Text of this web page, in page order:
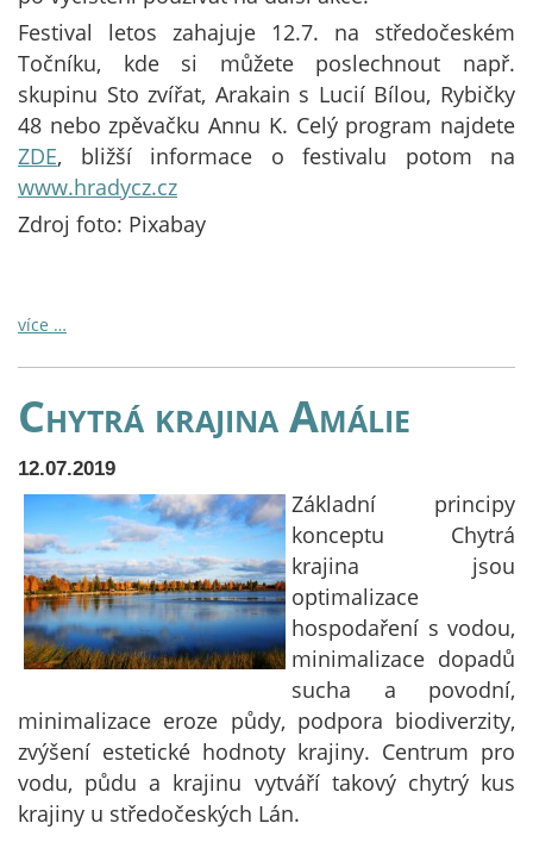
Festival letos zahajuje 12.7. na středočeském
Točníku, kde si můžete poslechnout např.
skupinu Sto zvířat, Arakain s Lucií Bílou, Rybičky
48 nebo zpěvačku Annu K. Celý program najdete
ZDE, bližší informace o festivalu potom na
www.hradycz.cz
Zdroj foto: Pixabay
více …
Chytrá krajina Amálie
12.07.2019
Základní principy
konceptu Chytrá
krajina jsou
optimalizace
hospodaření s vodou,
minimalizace dopadů
sucha a povodní,
minimalizace eroze půdy, podpora biodiverzity,
zvýšení estetické hodnoty krajiny. Centrum pro
vodu, půdu a krajinu vytváří takový chytrý kus
krajiny u středočeských Lán.